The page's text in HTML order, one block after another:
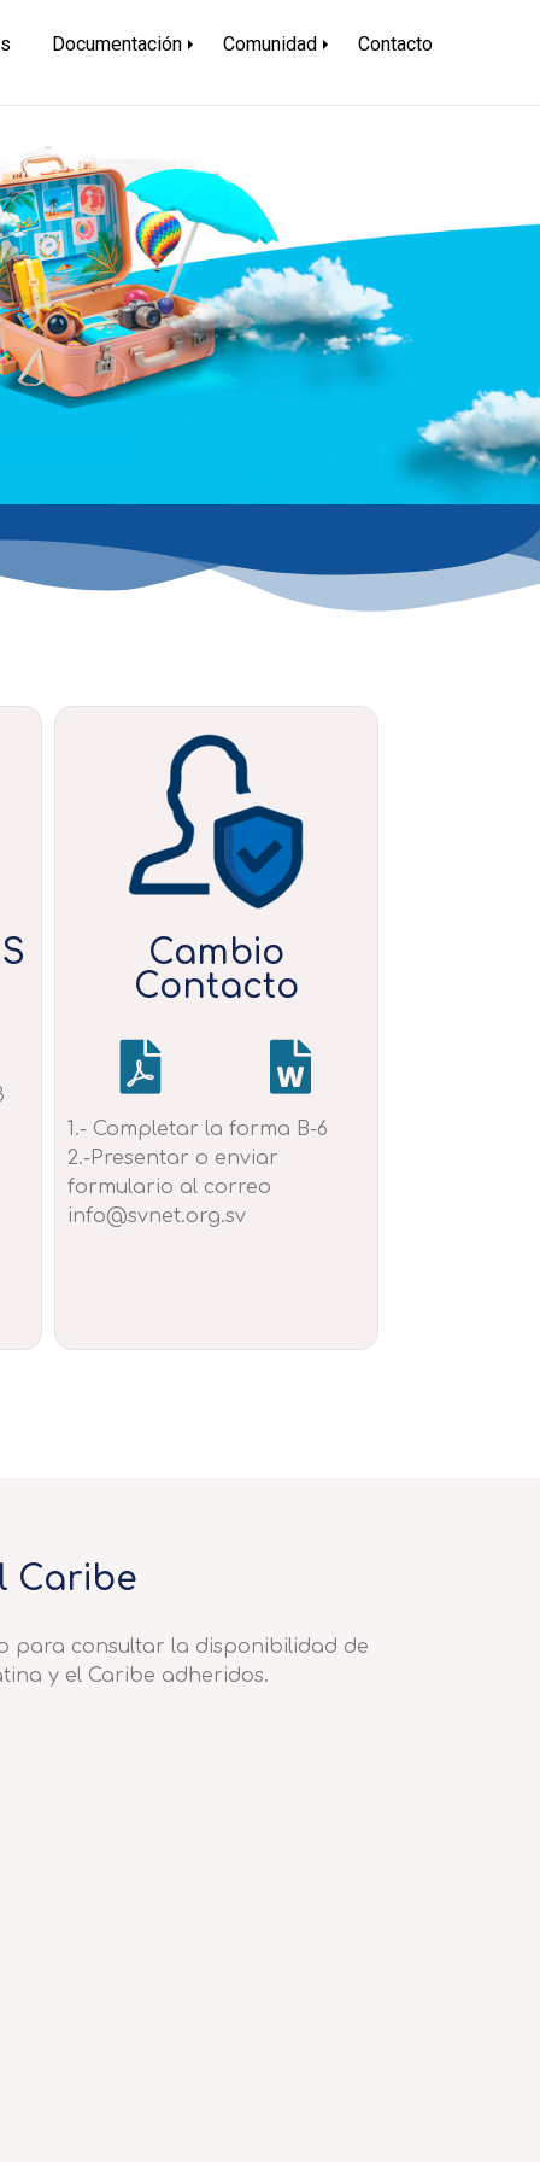
Documentación Comunidad Contacto
Cambio
Contacto
1.- Completar la forma B-6
2.-Presentar o enviar
formulario al correo
info@svnet.org.sv
Caribe
para consultar la disponibilidad de
y el Caribe adheridos.